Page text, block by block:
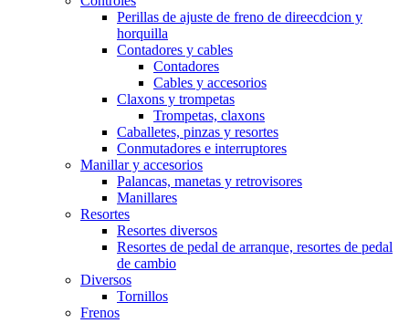
Perillas de ajuste de freno de direecdcion y
horquilla
Contadores y cables
Contadores
Cables y accesorios
Claxons y trompetas
Trompetas, claxons
Caballetes, pinzas y resortes
Conmutadores e interruptores
Manillar y accesorios
Palancas, manetas y retrovisores
Manillares
Resortes
Resortes diversos
Resortes de pedal de arranque, resortes de pedal
de cambio
Diversos
Tornillos
Frenos